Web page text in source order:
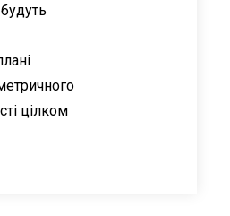
цілком